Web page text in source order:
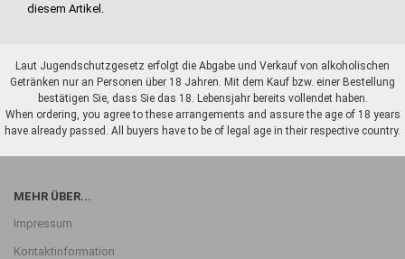
diesem Artikel.
Laut Jugendschutzgesetz erfolgt die Abgabe und Verkauf von alkoholischen
Getränken nur an Personen über 18 Jahren. Mit dem Kauf bzw. einer Bestellung
bestätigen Sie, dass Sie das 18. Lebensjahr bereits vollendet haben.
When ordering, you agree to these arrangements and assure the age of 18 years
have already passed. All buyers have to be of legal age in their respective country.
MEHR ÜBER...
Impressum
Kontaktinformation